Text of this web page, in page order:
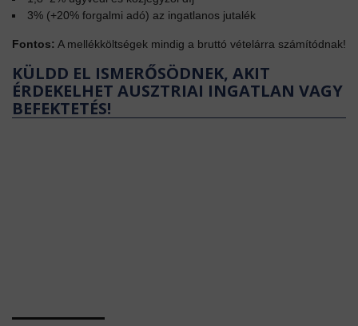
3% (+20% forgalmi adó) az ingatlanos jutalék
Fontos: A mellékköltségek mindig a bruttó vételárra számítódnak!
KÜLDD EL ISMERŐSÖDNEK, AKIT
ÉRDEKELHET AUSZTRIAI INGATLAN VAGY
BEFEKTETÉS!